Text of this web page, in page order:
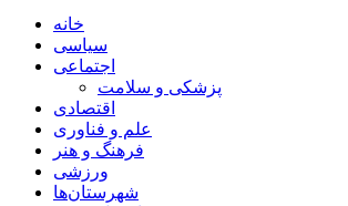
خانه
سیاسی
اجتماعی
پزشکی و سلامت
اقتصادی
علم و فناوری
فرهنگ و هنر
ورزشی
شهرستان‌ها